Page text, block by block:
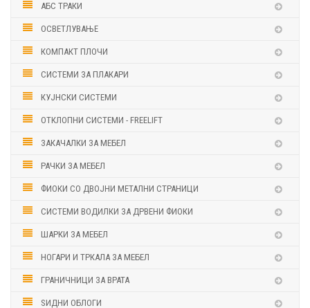
АБС ТРАКИ
ОСВЕТЛУВАЊЕ
КОМПАКТ ПЛОЧИ
СИСТЕМИ ЗА ПЛАКАРИ
КУЈНСКИ СИСТЕМИ
ОТКЛОПНИ СИСТЕМИ - FREELIFT
ЗАКАЧАЛКИ ЗА МЕБЕЛ
РАЧКИ ЗА МЕБЕЛ
ФИОКИ СО ДВОЈНИ МЕТАЛНИ СТРАНИЦИ
СИСТЕМИ ВОДИЛКИ ЗА ДРВЕНИ ФИОКИ
ШАРКИ ЗА МЕБЕЛ
НОГАРИ И ТРКАЛА ЗА МЕБЕЛ
ГРАНИЧНИЦИ ЗА ВРАТА
ЅИДНИ ОБЛОГИ